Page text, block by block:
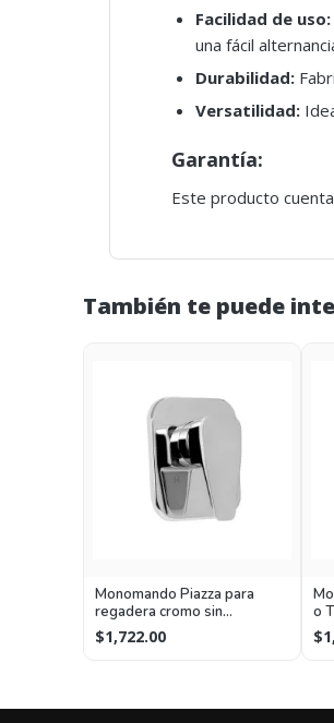
Facilidad de uso:
una fácil
Durabilidad:
Versatilidad:
Garantía:
Este producto
También te puede
Monomando Piazza para
regadera cromo sin
desviador
$1,722.00
o